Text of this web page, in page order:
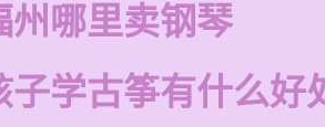
州哪里卖钢琴
子学古筝有什么好